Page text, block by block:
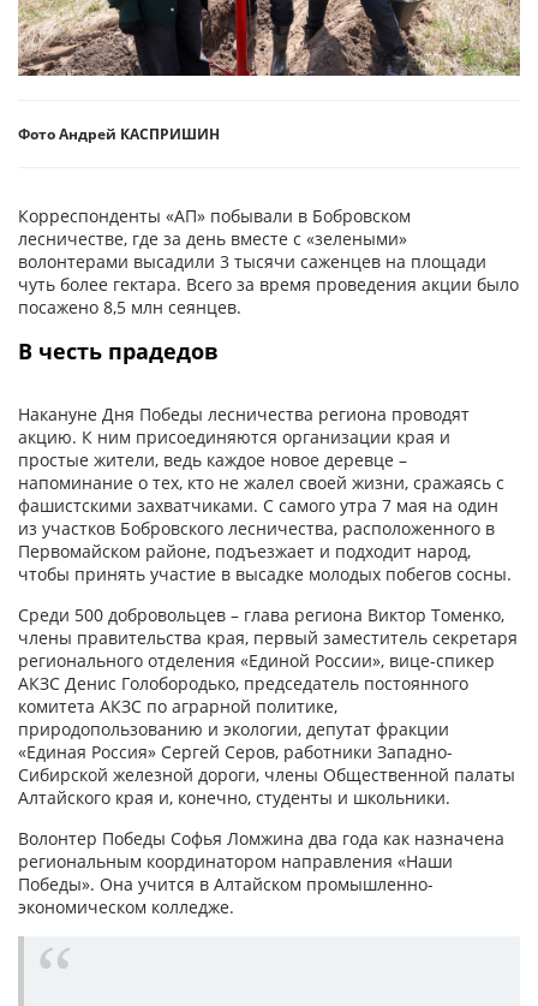
Фото Андрей КАСПРИШИН
Корреспонденты «АП» побывали в Бобровском
лесничестве, где за день вместе с «зелеными»
волонтерами высадили 3 тысячи саженцев на площади
чуть более гектара. Всего за время проведения акции было
посажено 8,5 млн сеянцев.
В честь прадедов
Накануне Дня Победы лесничества региона проводят
акцию. К ним присоединяются организации края и
простые жители, ведь каждое новое деревце –
напоминание о тех, кто не жалел своей жизни, сражаясь с
фашистскими захватчиками. С самого утра 7 мая на один
из участков Бобровского лесничества, расположенного в
Первомайском районе, подъезжает и подходит народ,
чтобы принять участие в высадке молодых побегов сосны.
Среди 500 добровольцев – глава региона Виктор Томенко,
члены правительства края, первый заместитель секретаря
регионального отделения «Единой России», вице-спикер
АКЗС Денис Голобородько, председатель постоянного
комитета АКЗС по аграрной политике,
природопользованию и экологии, депутат фракции
«Единая Россия» Сергей Серов, работники Западно-
Сибирской железной дороги, члены Общественной палаты
Алтайского края и, конечно, студенты и школьники.
Волонтер Победы Софья Ломжина два года как назначена
региональным координатором направления «Наши
Победы». Она учится в Алтайском промышленно-
экономическом колледже.